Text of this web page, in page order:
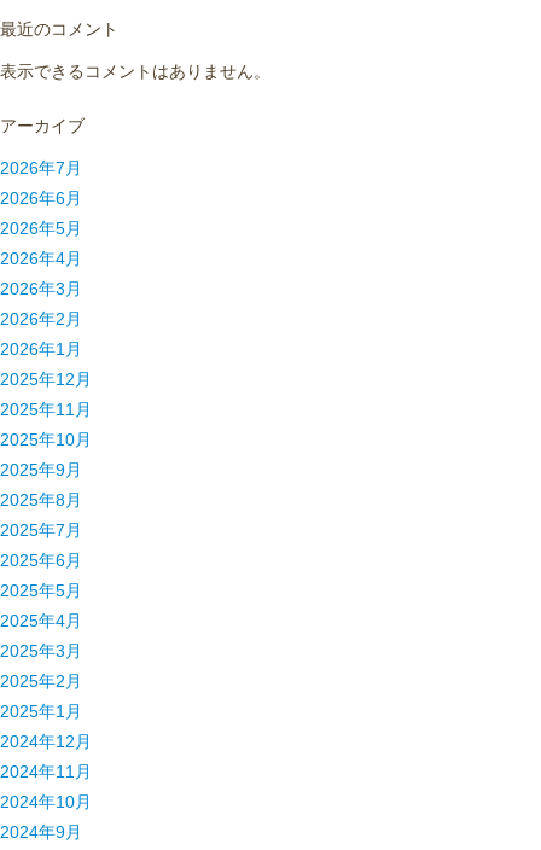
最近のコメント
表示できるコメントはありません。
アーカイブ
2026年7月
2026年6月
2026年5月
2026年4月
2026年3月
2026年2月
2026年1月
2025年12月
2025年11月
2025年10月
2025年9月
2025年8月
2025年7月
2025年6月
2025年5月
2025年4月
2025年3月
2025年2月
2025年1月
2024年12月
2024年11月
2024年10月
2024年9月